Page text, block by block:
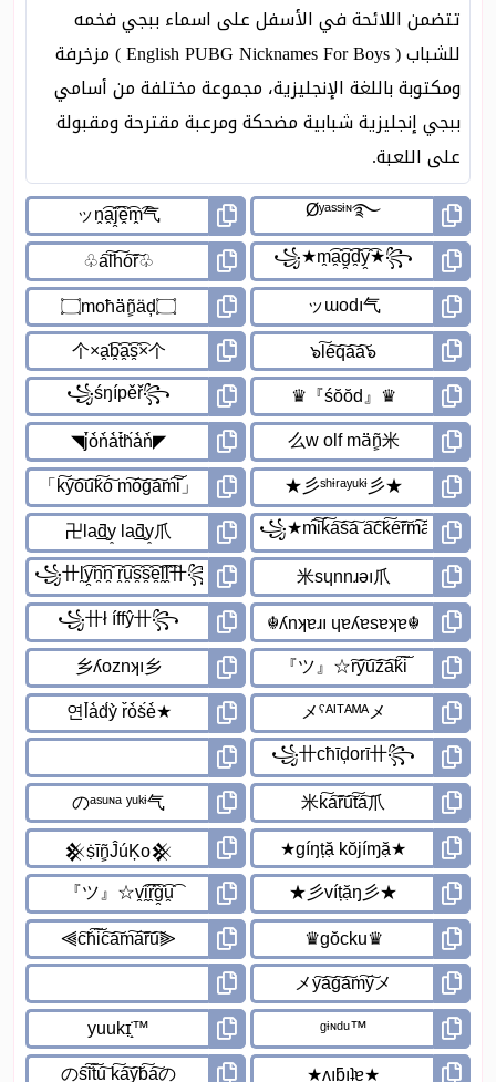
تتضمن اللائحة في الأسفل على اسماء ببجي فخمه
للشباب ( English PUBG Nicknames For Boys ) مزخرفة
ومكتوبة باللغة الإنجليزية، مجموعة مختلفة من أسامي
ببجي إنجليزية شبابية مضحكة ومرعبة مقترحة ومقبولة
على اللعبة.